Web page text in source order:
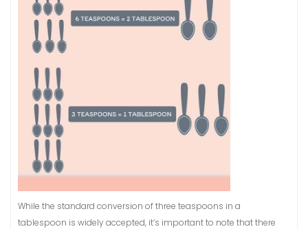
While the standard conversion of three teaspoons in a
tablespoon is widely accepted, it’s important to note that there